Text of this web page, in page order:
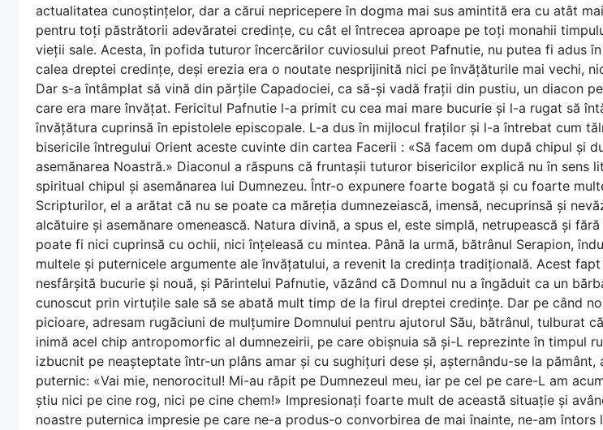
actualitatea cunoștințelor, dar a cărui nepricepere în dogma mai sus amintită era cu atât
pentru toți păstrătorii adevăratei credințe, cu cât el întrecea aproape pe toți monahii
vieții sale. Acesta, în pofida tuturor încercărilor cuviosului preot Pafnutie, nu putea fi adus
calea dreptei credințe, deși erezia era o noutate nesprijinită nici pe învățăturile mai vechi,
Dar s-a întâmplat să vină din părțile Capadociei, ca să-și vadă frații din pustiu, un diacon
care era mare învățat. Fericitul Pafnutie l-a primit cu cea mai mare bucurie și l-a rugat să
învățătura cuprinsă în epistolele episcopale. L-a dus în mijlocul fraților și l-a întrebat cum
bisericile întregului Orient aceste cuvinte din cartea Facerii : «Să facem om după chipul și
asemănarea Noastră.» Diaconul a răspuns că fruntașii tuturor bisericilor explică nu în sens
spiritual chipul și asemănarea lui Dumnezeu. Într-o expunere foarte bogată și cu foarte
Scripturilor, el a arătat că nu se poate ca măreția dumnezeiască, imensă, necuprinsă și
alcătuire și asemănare omenească. Natura divină, a spus el, este simplă, netrupească și
poate fi nici cuprinsă cu ochii, nici înțeleasă cu mintea. Până la urmă, bătrânul Serapion,
multele și puternicele argumente ale învățatului, a revenit la credința tradițională. Acest
nesfârșită bucurie și nouă, și Părintelui Pafnutie, văzând că Domnul nu a îngăduit ca un
cunoscut prin virtuțile sale să se abată mult timp de la firul dreptei credințe. Dar pe când
picioare, adresam rugăciuni de mulțumire Domnului pentru ajutorul Său, bătrânul, tulburat
inimă acel chip antropomorfic al dumnezeirii, pe care obișnuia să și-L reprezinte în timpul
izbucnit pe neașteptate într-un plâns amar și cu sughițuri dese și, așternându-se la pământ,
puternic: «Vai mie, nenorocitul! Mi-au răpit pe Dumnezeul meu, iar pe cel pe care-L am
știu nici pe cine rog, nici pe cine chem!» Impresionați foarte mult de această situație și
noastre puternica impresie pe care ne-a produs-o convorbirea de mai înainte, ne-am întors